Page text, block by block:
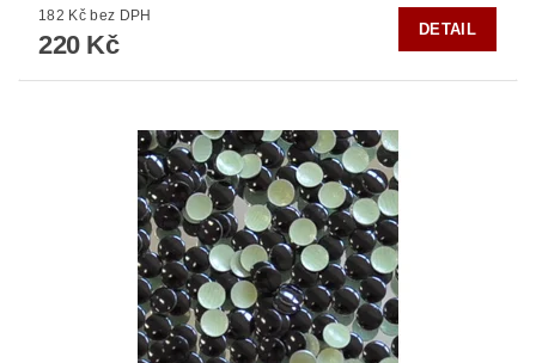
182 Kč bez DPH
220 Kč
DETAIL